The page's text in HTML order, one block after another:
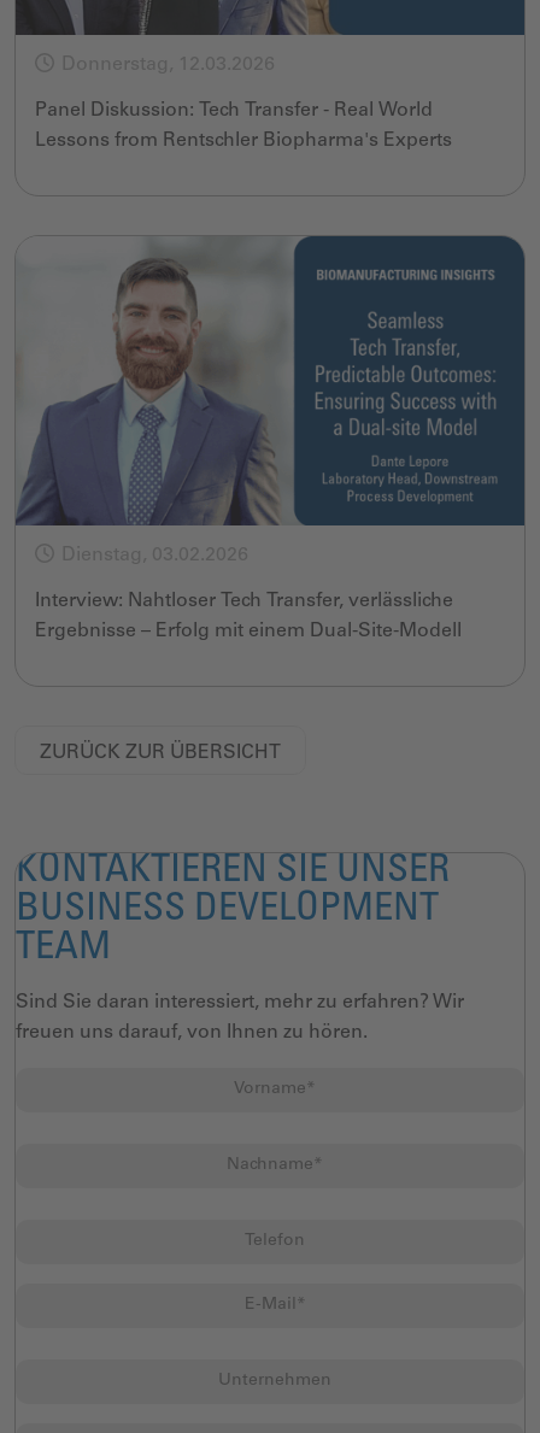
Panel Diskussion: Tech Transfer - Real World
Lessons from Rentschler Biopharma's Experts
Interview: Nahtloser Tech Transfer, verlässliche
Ergebnisse – Erfolg mit einem Dual‑Site‑Modell
ZURÜCK ZUR ÜBERSICHT
KONTAKTIEREN SIE UNSER
BUSINESS DEVELOPMENT
TEAM
Sind Sie daran interessiert, mehr zu erfahren? Wir
freuen uns darauf, von Ihnen zu hören.